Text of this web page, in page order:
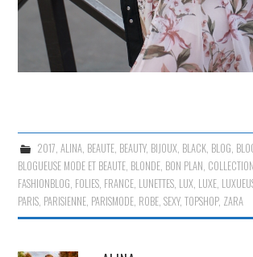
2017, ALINA, BEAUTE, BEAUTY, BIJOUX, BLACK, BLOG,
BLOGUEUSE MODE ET BEAUTE, BLONDE, BON PLAN, COLLECTION
FASHIONBLOG, FOLIES, FRANCE, LUNETTES, LUX, LUXE,
PARIS, PARISIENNE, PARISMODE, ROBE,SEXY,TOPSHOP, ZARA